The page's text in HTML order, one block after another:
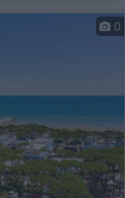
0